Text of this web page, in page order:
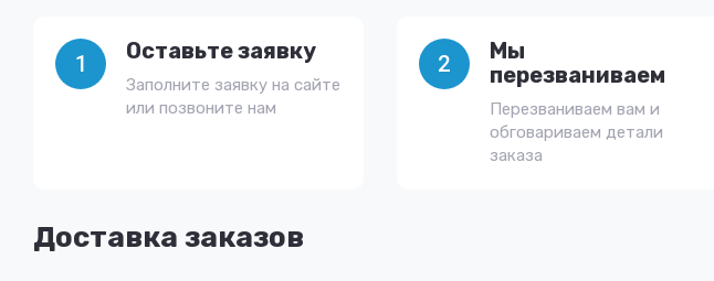
1 Оставьте заявку
Заполните заявку на сайте
или позвоните нам
2
Мы
перезваниваем
Перезваниваем вам и
обговариваем детали
заказа
Доставка заказов